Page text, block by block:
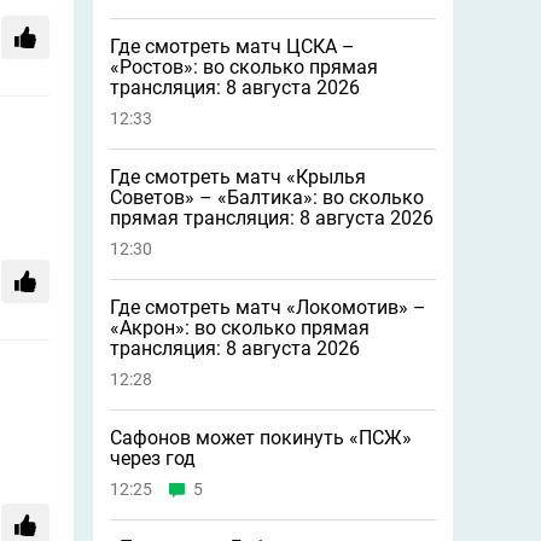
Где смотреть матч ЦСКА –
«Ростов»: во сколько прямая
трансляция: 8 августа 2026
12:33
Где смотреть матч «Крылья
Советов» – «Балтика»: во сколько
прямая трансляция: 8 августа 2026
12:30
Где смотреть матч «Локомотив» –
«Акрон»: во сколько прямая
трансляция: 8 августа 2026
12:28
Сафонов может покинуть «ПСЖ»
через год
12:25 5